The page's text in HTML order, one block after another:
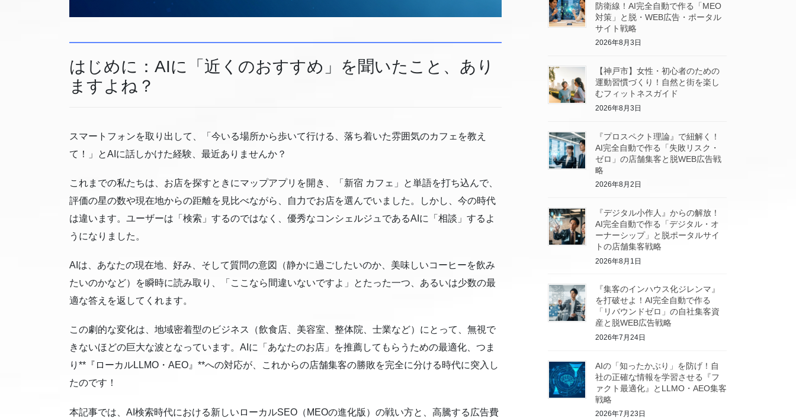
はじめに：AIに「近くのおすすめ」を聞いたこと、あり
ますよね？
スマートフォンを取り出して、「今いる場所から歩いて行ける、落ち着いた雰囲気のカフェを教え
て！」とAIに話しかけた経験、最近ありませんか？
これまでの私たちは、お店を探すときにマップアプリを開き、「新宿 カフェ」と単語を打ち込んで、
評価の星の数や現在地からの距離を見比べながら、自力でお店を選んでいました。しかし、今の時代
は違います。ユーザーは「検索」するのではなく、優秀なコンシェルジュであるAIに「相談」するよ
うになりました。
AIは、あなたの現在地、好み、そして質問の意図（静かに過ごしたいのか、美味しいコーヒーを飲み
たいのかなど）を瞬時に読み取り、「ここなら間違いないですよ」とたった一つ、あるいは少数の最
適な答えを返してくれます。
この劇的な変化は、地域密着型のビジネス（飲食店、美容室、整体院、士業など）にとって、無視で
きないほどの巨大な波となっています。AIに「あなたのお店」を推薦してもらうための最適化、つま
り**『ローカルLLMO・AEO』**への対応が、これからの店舗集客の勝敗を完全に分ける時代に突入し
たのです！
本記事では、AI検索時代における新しいローカルSEO（MEOの進化版）の戦い方と、高騰する広告費
防衛線！AI完全自動で作る「MEO
対策」と脱・WEB広告・ポータル
サイト戦略
2026年8月3日
【神戸市】女性・初心者のための
運動習慣づくり！自然と街を楽し
むフィットネスガイド
2026年8月3日
『プロスペクト理論』で紐解く！
AI完全自動で作る「失敗リスク・
ゼロ」の店舗集客と脱WEB広告戦
略
2026年8月2日
『デジタル小作人』からの解放！
AI完全自動で作る「デジタル・オ
ーナーシップ」と脱ポータルサイ
トの店舗集客戦略
2026年8月1日
『集客のインハウス化ジレンマ』
を打破せよ！AI完全自動で作る
「リバウンドゼロ」の自社集客資
産と脱WEB広告戦略
2026年7月24日
AIの「知ったかぶり」を防げ！自
社の正確な情報を学習させる『フ
ァクト最適化』とLLMO・AEO集客
戦略
2026年7月23日